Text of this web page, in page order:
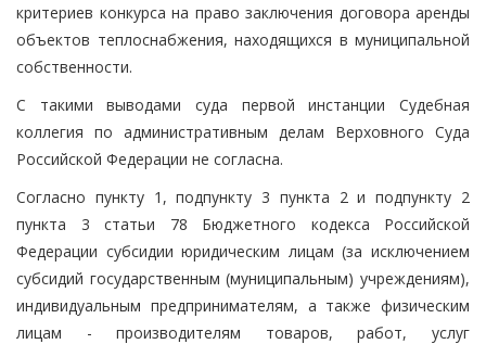
критериев конкурса на право заключения договора аренды
объектов теплоснабжения, находящихся в муниципальной
собственности.
С такими выводами суда первой инстанции Судебная
коллегия по административным делам Верховного Суда
Российской Федерации не согласна.
Согласно пункту 1, подпункту 3 пункта 2 и подпункту 2
пункта 3 статьи 78 Бюджетного кодекса Российской
Федерации субсидии юридическим лицам (за исключением
субсидий государственным (муниципальным) учреждениям),
индивидуальным предпринимателям, а также физическим
лицам - производителям товаров, работ, услуг